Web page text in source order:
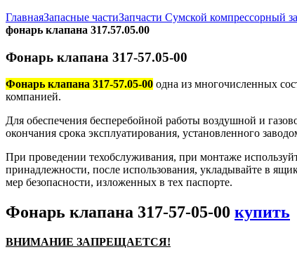
ГлавнаяЗапасные частиЗапчасти Сумской компрессорный
фонарь клапана 317.57.05.00
Фонарь клапана 317-57.05-00
Фонарь клапана 317-57.05-00 одна из многочисленных
компанией.
Для обеспечения бесперебойной работы воздушной и
окончания срока эксплуатирования, установленного
При проведении техобслуживания, при монтаже
принадлежности, после использования, укладывайте в
мер безопасности, изложенных в тех паспорте.
Фонарь клапана 317-57-05-00 купить
ВНИМАНИЕ ЗАПРЕЩАЕТСЯ!